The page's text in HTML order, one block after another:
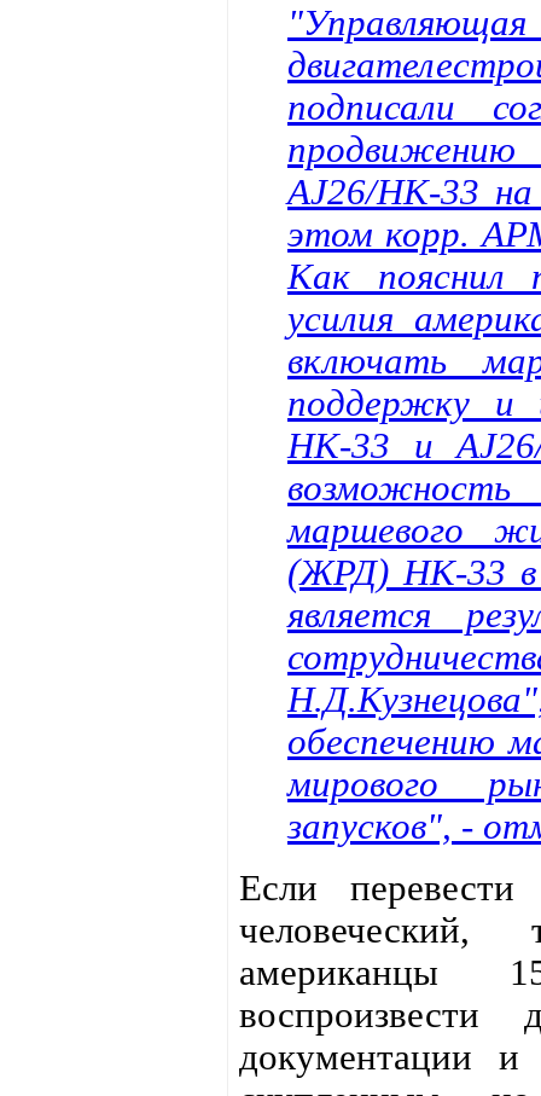
подписали
AJ26/НК-33 на
этом корр.
Как пояснил
усилия
включать
поддержку и
НК-33 и
возможность
маршевого
(ЖРД) НК-33 в
является
обеспечению
мирового
запусков", -
Если
американцы
воспроизвести
документации